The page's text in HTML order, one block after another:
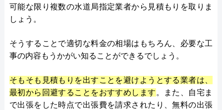
可能な限り複数の水道局指定業者から見積もりを取りま
しょう。
そうすることで適切な料金の相場はもちろん、必要な工
事の内容もうかがい知ることができるでしょう。
そもそも見積もりを出すことを避けようとする業者は、
最初から回避することをおすすめします 。また、自宅ま
で出張をした時点で出張費を請求されたり、無料の出張